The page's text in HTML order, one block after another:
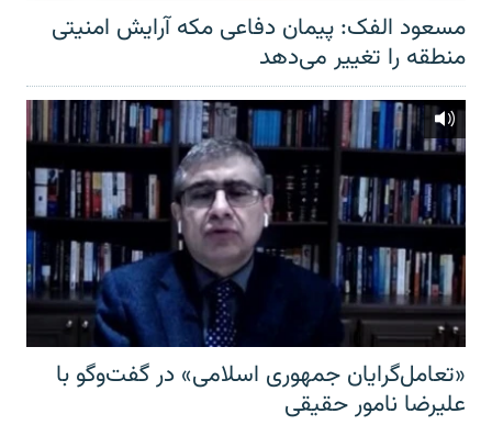
مسعود الفک: پیمان دفاعی مکه آرایش امنیتی
منطقه را تغییر می‌دهد
«تعامل‌گرایان جمهوری اسلامی» در گفت‌وگو با
علیرضا نامور حقیقی